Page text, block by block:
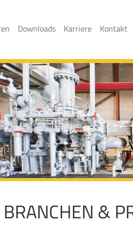
Downloads Karriere Kontakt
BRANCHEN &